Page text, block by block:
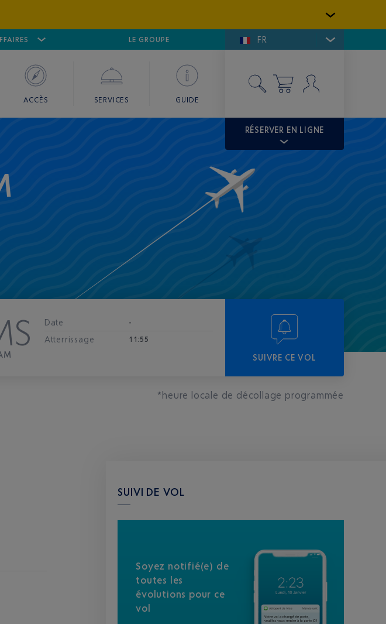
GOLFE DE SAINT-TROPEZ
LE GROUPE FR
ACCÈS SERVICES GUIDE
RÉSERVER EN LIGNE
Date -
Atterrissage 11:55
SUIVRE CE VOL
*heure locale de décollage programmée
SUIVI DE VOL
Soyez notifié(e) de
toutes les
évolutions pour ce
vol